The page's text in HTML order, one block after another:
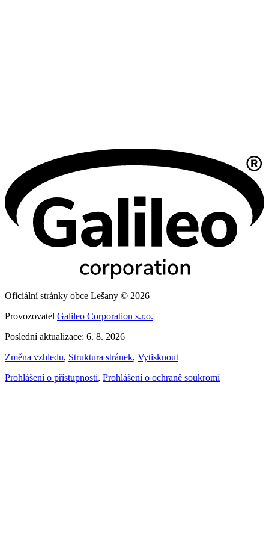
Oficiální stránky obce Lešany © 2026
Provozovatel Galileo Corporation s.r.o.
Poslední aktualizace: 6. 8. 2026
Změna vzhledu, Struktura stránek, Vytisknout
Prohlášení o přístupnosti, Prohlášení o ochraně soukromí